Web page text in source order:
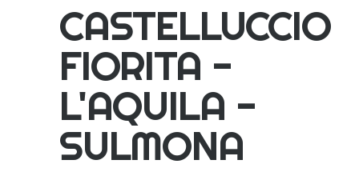
CASTELLUCCIO
FIORITA -
L'AQUILA -
SULMONA